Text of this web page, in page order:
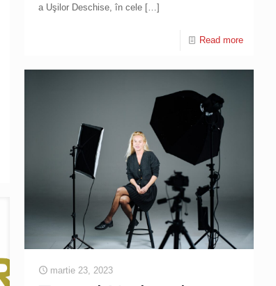
a Uşilor Deschise, în cele […]
Read more
martie 23, 2023